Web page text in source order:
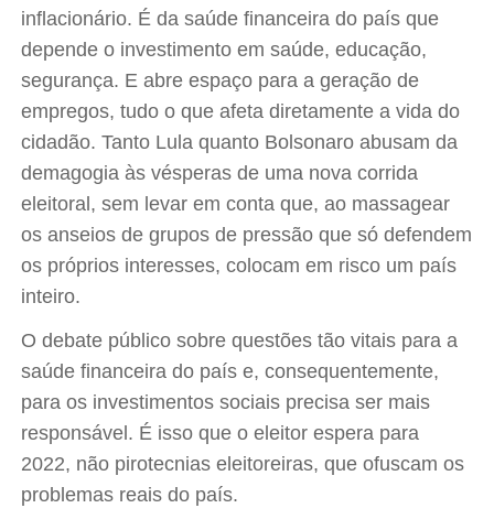
inflacionário. É da saúde financeira do país que
depende o investimento em saúde, educação,
segurança. E abre espaço para a geração de
empregos, tudo o que afeta diretamente a vida do
cidadão. Tanto Lula quanto Bolsonaro abusam da
demagogia às vésperas de uma nova corrida
eleitoral, sem levar em conta que, ao massagear
os anseios de grupos de pressão que só defendem
os próprios interesses, colocam em risco um país
inteiro.
O debate público sobre questões tão vitais para a
saúde financeira do país e, consequentemente,
para os investimentos sociais precisa ser mais
responsável. É isso que o eleitor espera para
2022, não pirotecnias eleitoreiras, que ofuscam os
problemas reais do país.